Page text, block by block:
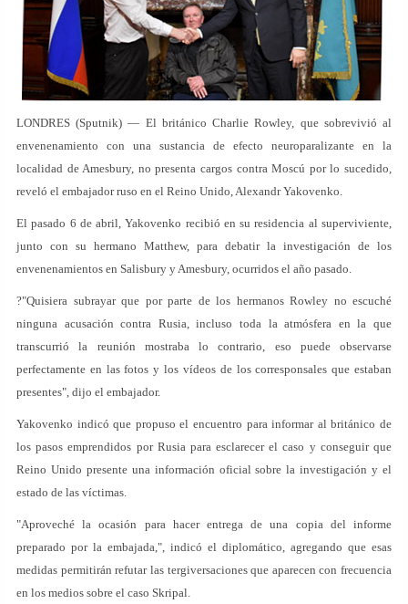
LONDRES (Sputnik) — El británico Charlie Rowley, que sobrevivió al
envenenamiento con una sustancia de efecto neuroparalizante en la
localidad de Amesbury, no presenta cargos contra Moscú por lo sucedido,
reveló el embajador ruso en el Reino Unido, Alexandr Yakovenko.
El pasado 6 de abril, Yakovenko recibió en su residencia al superviviente,
junto con su hermano Matthew, para debatir la investigación de los
envenenamientos en Salisbury y Amesbury, ocurridos el año pasado.
?"Quisiera subrayar que por parte de los hermanos Rowley no escuché
ninguna acusación contra Rusia, incluso toda la atmósfera en la que
transcurrió la reunión mostraba lo contrario, eso puede observarse
perfectamente en las fotos y los vídeos de los corresponsales que estaban
presentes", dijo el embajador.
Yakovenko indicó que propuso el encuentro para informar al británico de
los pasos emprendidos por Rusia para esclarecer el caso y conseguir que
Reino Unido presente una información oficial sobre la investigación y el
estado de las víctimas.
"Aproveché la ocasión para hacer entrega de una copia del informe
preparado por la embajada,", indicó el diplomático, agregando que esas
medidas permitirán refutar las tergiversaciones que aparecen con frecuencia
en los medios sobre el caso Skripal.